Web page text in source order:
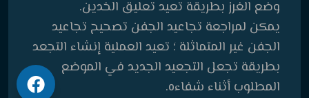
وضع الغرز بطريقة تعيد تعليق الخدين.
يمكن لمراجعة تجاعيد الجفن تصحيح تجاعيد
الجفن غير المتماثلة ؛ تعيد العملية إنشاء التجعد
بطريقة تجعل التجعيد الجديد في الموضع
المطلوب أثناء شفاءه.